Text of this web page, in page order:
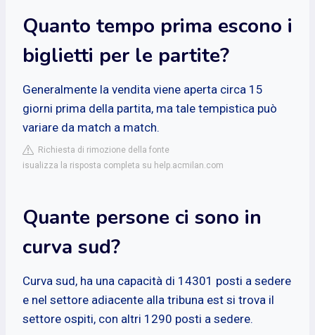
Quanto tempo prima escono i
biglietti per le partite?
Generalmente la vendita viene aperta circa 15
giorni prima della partita, ma tale tempistica può
variare da match a match.
Richiesta di rimozione della fonte
isualizza la risposta completa su help.acmilan.com
Quante persone ci sono in
curva sud?
Curva sud, ha una capacità di 14301 posti a sedere
e nel settore adiacente alla tribuna est si trova il
settore ospiti, con altri 1290 posti a sedere.